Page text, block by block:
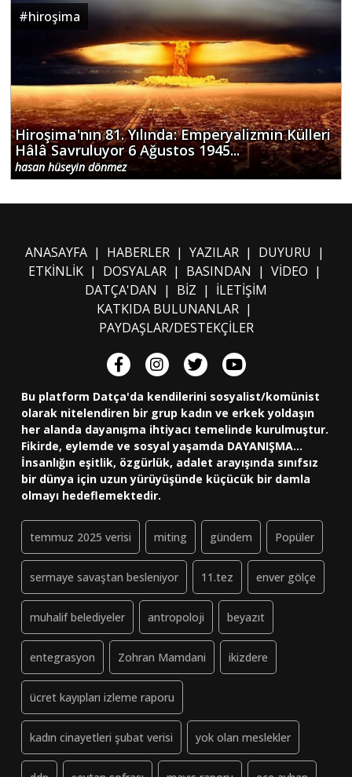
#hiroşima
Hiroşima'nın 81. Yılında: Emperyalizmin Külleri
Hâlâ Savruluyor 6 Ağustos 1945...
hasan hüseyin dönmez
ANASAYFA| HABERLER| YAZILAR| DUYURU |
ETKİNLİK| DOSYALAR| BASINDAN | VİDEO |
DATÇA'DAN | BİZ | İLETİŞİM
KATKIDA BULUNANLAR |
PAYDAŞLAR/DESTEKÇİLER
Bu platform Datça'da kendilerini sosyalist/komünist
olarak nitelendiren bir grup kadın ve erkek yoldaşın
her alanda dayanışma ihtiyacı temelinde kurulmuştur.
Fikirde, eylemde ve sosyal yaşamda DAYANIŞMA...
İnsanlığın eşitlik, özgürlük, adalet arayışında sınıfsız
bir dünya için uzun yürüyüşünde küçücük bir damla
olmayı hedeflemektedir.
temmuz 2025 verisi miting gündem Popüler
sermaye savaştan besleniyor 11.tez enver gölçe
muhalif belediyeler antropoloji beyazıt
entegrasyon Zohran Mamdani ikizdere
ücret kayıpları izleme raporu
kadın cinayetleri şubat verisi yok olan meslekler